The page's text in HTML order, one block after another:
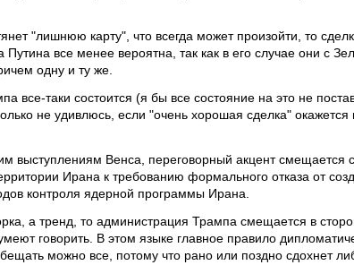
"лишнюю карту", что всегда может произойти, то
все менее вероятна, так как в его случае они с
одну и ту же.
все-таки состоится (я бы все состояние на это не
не удивлюсь, если "очень хорошая сделка" окажется
выступлениям Венса, переговорный акцент смещается
Ирана к требованию формального отказа от
контроля ядерной программы Ирана.
а тренд, то администрация Трампа смещается в
говорить. В этом языке главное правило
можно все, потому что рано или поздно сдохнет